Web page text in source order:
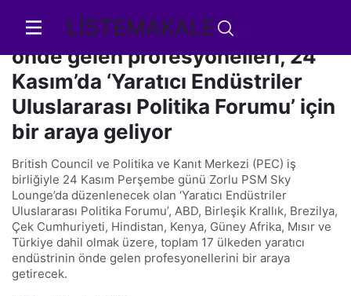
LİSTEMAKALE
17 ülkeden yaratıcı endüstrinin
önde gelen profesyonelleri, 24
Kasım’da ‘Yaratıcı Endüstriler
Uluslararası Politika Forumu’ için
bir araya geliyor
British Council ve Politika ve Kanıt Merkezi (PEC) iş
birliğiyle 24 Kasım Perşembe günü Zorlu PSM Sky
Lounge’da düzenlenecek olan ‘Yaratıcı Endüstriler
Uluslararası Politika Forumu’, ABD, Birleşik Krallık, Brezilya,
Çek Cumhuriyeti, Hindistan, Kenya, Güney Afrika, Mısır ve
Türkiye dahil olmak üzere, toplam 17 ülkeden yaratıcı
endüstrinin önde gelen profesyonellerini bir araya
getirecek.